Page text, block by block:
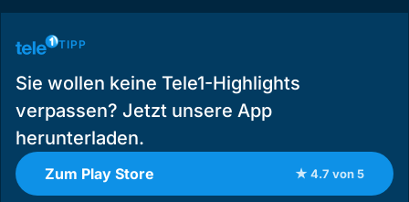
TIPP
Sie wollen keine Tele1-Highlights
verpassen? Jetzt unsere App
herunterladen.
Zum Play Store ★ 4.7 von 5